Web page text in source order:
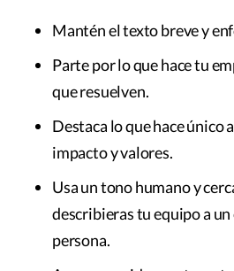
Mantén el texto breve y
Parte por lo que hace tu
que resuelven.
Destaca lo que hace único
impacto y valores.
Usa un tono humano y
describieras tu equipo a
persona.